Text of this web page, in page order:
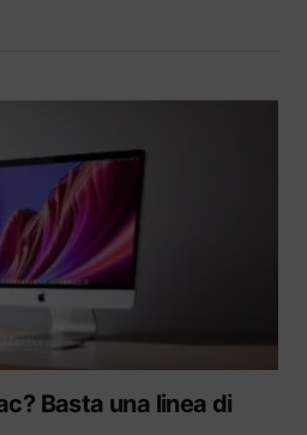
Basta una linea di